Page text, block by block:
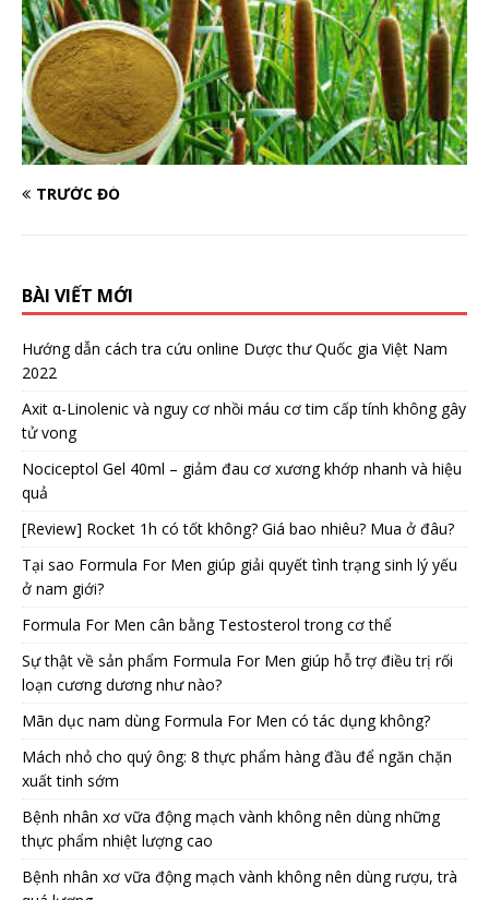
TRƯỚC ĐÓ
BÀI VIẾT MỚI
Hướng dẫn cách tra cứu online Dược thư Quốc gia Việt Nam
2022
Axit α-Linolenic và nguy cơ nhồi máu cơ tim cấp tính không gây
tử vong
Nociceptol Gel 40ml – giảm đau cơ xương khớp nhanh và hiệu
quả
[Review] Rocket 1h có tốt không? Giá bao nhiêu? Mua ở đâu?
Tại sao Formula For Men giúp giải quyết tình trạng sinh lý yếu
ở nam giới?
Formula For Men cân bằng Testosterol trong cơ thể
Sự thật về sản phẩm Formula For Men giúp hỗ trợ điều trị rối
loạn cương dương như nào?
Mãn dục nam dùng Formula For Men có tác dụng không?
Mách nhỏ cho quý ông: 8 thực phẩm hàng đầu để ngăn chặn
xuất tinh sớm
Bệnh nhân xơ vữa động mạch vành không nên dùng những
thực phẩm nhiệt lượng cao
Bệnh nhân xơ vữa động mạch vành không nên dùng rượu, trà